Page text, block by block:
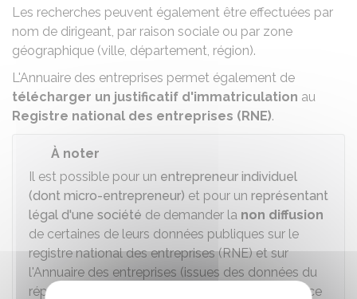
Les recherches peuvent également être effectuées par
nom de dirigeant, par raison sociale ou par zone
géographique (ville, département, région).
L'Annuaire des entreprises permet également de
télécharger un justificatif d'immatriculation au
Registre national des entreprises (RNE).
À noter
Il est possible pour un entrepreneur individuel
(dont micro-entrepreneur) et pour un représentant
légal d'une société de demander la non diffusion
de certaines de leurs données publiques sur le
registre national des entreprises (RNE) et sur
l'Annuaire des entreprises (issues des données du
répertoire
). Seule la commune de résidence